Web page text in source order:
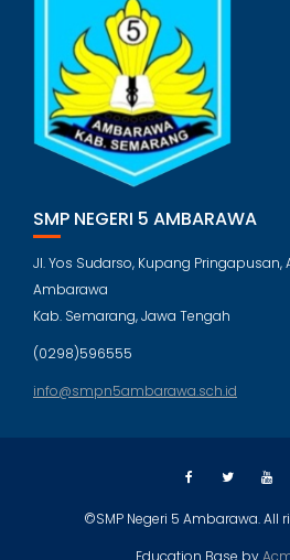
SMP NEGERI 5 AMBARAWA
Jl. Yos Sudarso, Kupang Pringapusan,
Ambarawa
Kab. Semarang, Jawa Tengah
(0298)596555
info@smpn5ambarawa.sch.id
©SMP Negeri 5 Ambarawa. All
Education Base by